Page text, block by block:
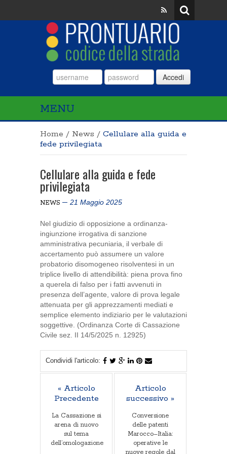
Accedi
MENU
Home / News / Cellulare alla guida e
fede privilegiata
Cellulare alla guida e fede
privilegiata
NEWS 21 Maggio 2025
Nel giudizio di opposizione a ordinanza-
ingiunzione irrogativa di sanzione
amministrativa pecuniaria, il verbale di
accertamento può assumere un valore
probatorio disomogeneo risolventesi in un
triplice livello di attendibilità: piena prova fino
a querela di falso per i fatti avvenuti in
presenza dell’agente, valore di prova legale
attenuata per gli apprezzamenti mediati e
semplice elemento indiziario per le valutazioni
soggettive. (Ordinanza Corte di Cassazione
Civile sez. II 14/5/2025 n. 12925)
Condividi l'articolo:
« Articolo
Precedente
La Cassazione si
arena di nuovo
sul tema
dell’omologazione
Articolo
successivo »
Conversione
delle patenti
Marocco–Italia:
operative le
nuove regole dal